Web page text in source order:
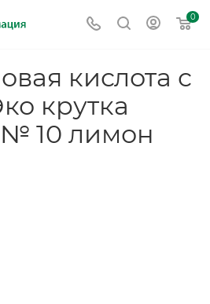
0
кислота с
крутка
№ 10 лимон